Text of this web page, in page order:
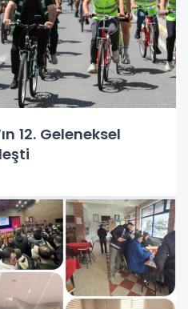
12. Geleneksel